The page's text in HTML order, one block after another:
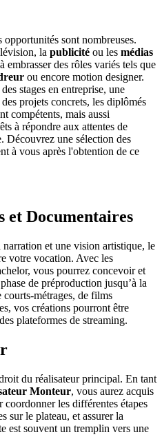
sont nombreuses.
la publicité ou les médias
embrasser des rôles variés tels que
ou encore motion designer.
stages en entreprise, une
projets concrets, les diplômés
compétents, mais aussi
à répondre aux attentes de
Découvrez une sélection des
à vous après l'obtention de ce
et Documentaires
et une vision artistique, le
votre vocation. Avec les
vous pourrez concevoir et
de préproduction jusqu’à la
courts-métrages, de films
vos créations pourront être
plateformes de streaming.
du réalisateur principal. En tant
Monteur, vous aurez acquis
coordonner les différentes étapes
sur le plateau, et assurer la
est souvent un tremplin vers une